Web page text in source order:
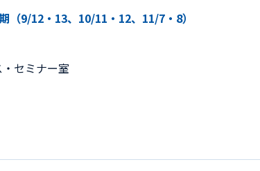
9/12・13、10/11・12、11/7・8）
セミナー室